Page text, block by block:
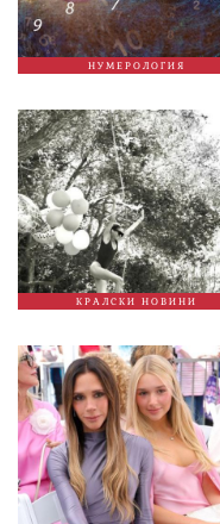
НУМЕРОЛОГИЯ
КРАЛСКИ НОВИНИ